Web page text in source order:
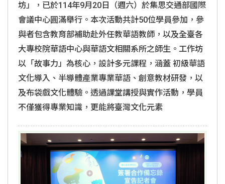
坊」，已於114年9月20日（週六）於集思交通部國際
會議中心圓滿舉行。本次活動共計50位學員參加，參
與者包含教育部補助赴外任教華語教師，以及全臺各
大專校院華語中心與華語文相關系所之師生。工作坊
以「故事力」為核心，設計多元課程，涵蓋 初級華語
文化導入、半導體產業專業華語、創意教材研發，以
及布袋戲文化體驗。透過課堂講授與實作活動，學員
不僅獲得專業知識，更能將臺灣文化元素